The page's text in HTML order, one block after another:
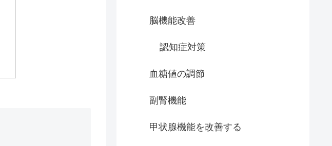
脳機能改善
認知症対策
血糖値の調節
副腎機能
甲状腺機能を改善する